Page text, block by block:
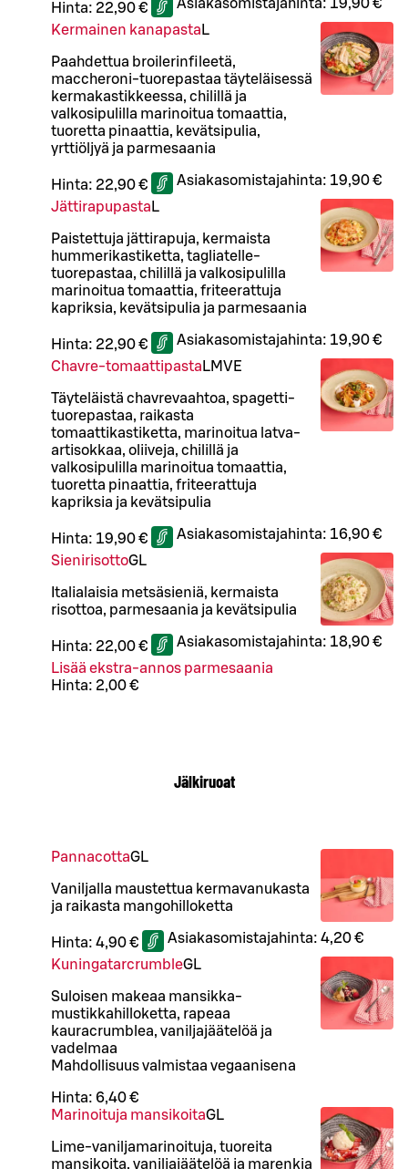
Hinta: 22,90 € Asiakasomistajahinta: 19,90 €
Kermainen kanapasta L
Paahdettua broilerinfileetä,
maccheroni-tuorepastaa täyteläisessä
kermakastikkeessa, chilillä ja
valkosipulilla marinoitua tomaattia,
tuoretta pinaattia, kevätsipulia,
yrttiöljyä ja parmesaania
Hinta: 22,90 € Asiakasomistajahinta: 19,90 €
Jättirapupasta L
Paistettuja jättirapuja, kermaista
hummerikastiketta, tagliatelle-
tuorepastaa, chilillä ja valkosipulilla
marinoitua tomaattia, friteerattuja
kapriksia, kevätsipulia ja parmesaania
Hinta: 22,90 € Asiakasomistajahinta: 19,90 €
Chavre-tomaattipasta LMVE
Täyteläistä chavrevaahtoa, spagetti-
tuorepastaa, raikasta
tomaattikastiketta, marinoitua latva-
artisokkaa, oliiveja, chilillä ja
valkosipulilla marinoitua tomaattia,
tuoretta pinaattia, friteerattuja
kapriksia ja kevätsipulia
Hinta: 19,90 € Asiakasomistajahinta: 16,90 €
SienirisottoGL
Italialaisia metsäsieniä, kermaista
risottoa, parmesaania ja kevätsipulia
Hinta: 22,00 € Asiakasomistajahinta: 18,90 €
Lisää ekstra-annos parmesaania
Hinta: 2,00 €
Jälkiruoat
PannacottaGL
Vaniljalla maustettua kermavanukasta
ja raikasta mangohilloketta
Hinta: 4,90 € Asiakasomistajahinta: 4,20 €
KuningatarcrumbleGL
Suloisen makeaa mansikka-
mustikkahilloketta, rapeaa
kauracrumblea, vaniljajäätelöä ja
vadelmaa
Mahdollisuus valmistaa vegaanisena
Hinta: 6,40 €
Marinoituja mansikoitaGL
Lime-vaniljamarinoituja, tuoreita
mansikoita, vaniljajäätelöä ja marenkia